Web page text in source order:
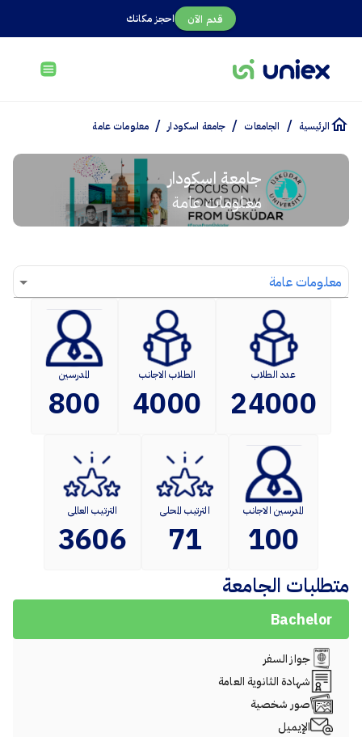
احجز مكانك قدم الآن
الرئيسية / الجامعات / جامعة اسكودار / معلومات عامة
جامعة اسكودار
معلومات عامة
معلومات عامة
عدد الطلاب
24000
الطلاب الاجانب
4000
المدرسين
800
المدرسين الاجانب
100
الترتيب المحلى
71
الترتيب العالمى
3606
متطلبات الجامعة
Bachelor
جواز السفر
شهادة الثانوية العامة
صور شخصية
الإيميل